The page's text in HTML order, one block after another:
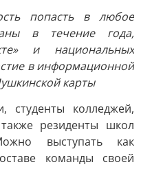
попасть в любое
в течение года,
и национальных
в информационной
карты
студенты колледжей,
резиденты школ
выступать как
команды своей